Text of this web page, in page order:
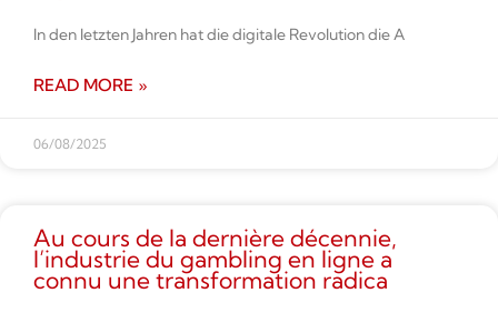
In den letzten Jahren hat die digitale Revolution die A
READ MORE »
06/08/2025
Au cours de la dernière décennie,
l’industrie du gambling en ligne a
connu une transformation radica